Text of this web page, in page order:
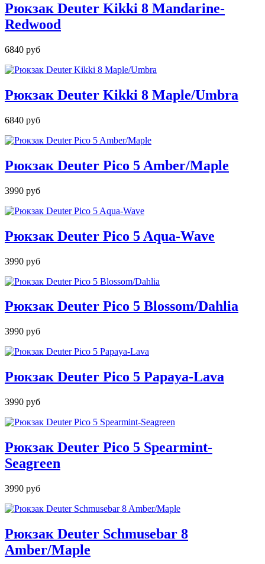
Рюкзак Deuter Kikki 8 Mandarine-
Redwood
6840 руб
Рюкзак Deuter Kikki 8 Maple/Umbra
6840 руб
Рюкзак Deuter Pico 5 Amber/Maple
3990 руб
Рюкзак Deuter Pico 5 Aqua-Wave
3990 руб
Рюкзак Deuter Pico 5 Blossom/Dahlia
3990 руб
Рюкзак Deuter Pico 5 Papaya-Lava
3990 руб
Рюкзак Deuter Pico 5 Spearmint-
Seagreen
3990 руб
Рюкзак Deuter Schmusebar 8
Amber/Maple